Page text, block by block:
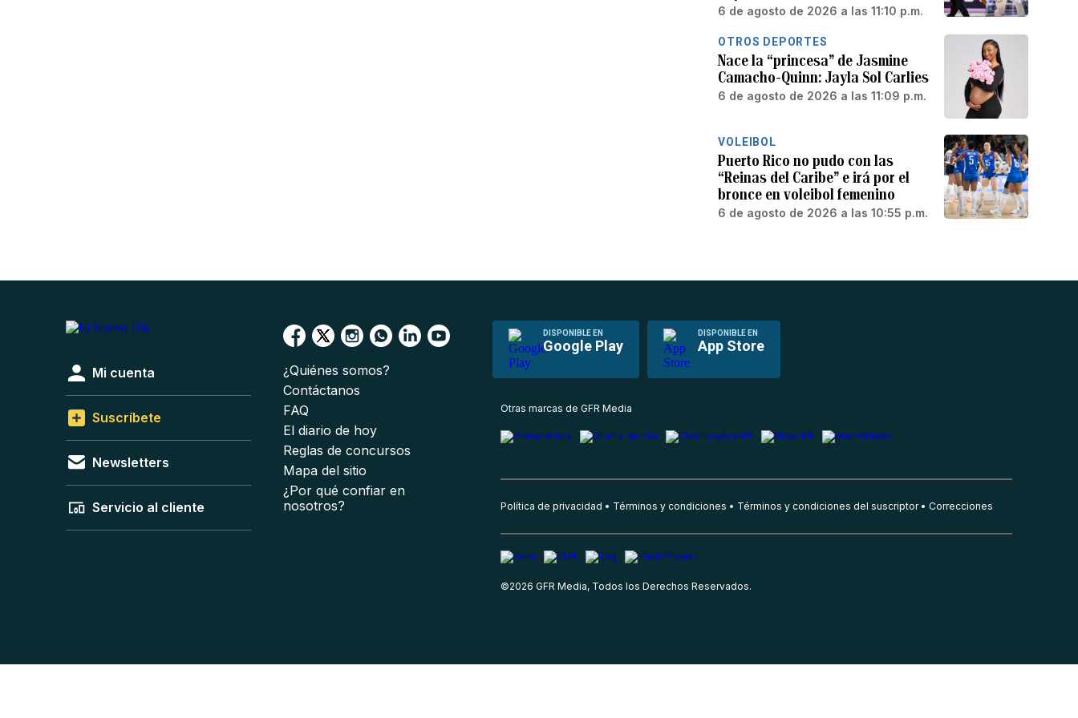
6 de agosto de 2026 a las 11:10 p.m.
OTROS DEPORTES
Nace la “princesa” de Jasmine
Camacho-Quinn: Jayla Sol Carlies
6 de agosto de 2026 a las 11:09 p.m.
VOLEIBOL
Puerto Rico no pudo con las
“Reinas del Caribe” e irá por el
bronce en voleibol femenino
6 de agosto de 2026 a las 10:55 p.m.
DISPONIBLE EN
Google Play
DISPONIBLE EN
App Store
Mi cuenta
Suscríbete
Newsletters
Servicio al cliente
¿Quiénes somos?
Contáctanos
FAQ
El diario de hoy
Reglas de concursos
Mapa del sitio
¿Por qué confiar en
nosotros?
Otras marcas de GFR Media
Política de privacidad Términos y condiciones Términos y condiciones del suscriptor Correcciones
©2026 GFR Media, Todos los Derechos Reservados.